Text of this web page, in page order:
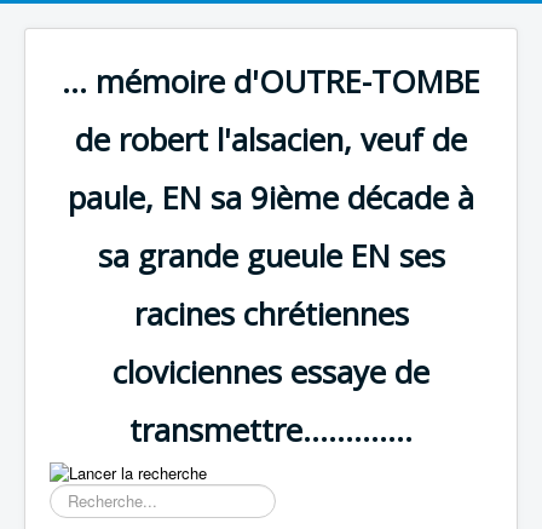
... mémoire d'OUTRE-TOMBE
de robert l'alsacien, veuf de
paule, EN sa 9ième décade à
sa grande gueule EN ses
racines chrétiennes
cloviciennes essaye de
transmettre.............
Résultat
de